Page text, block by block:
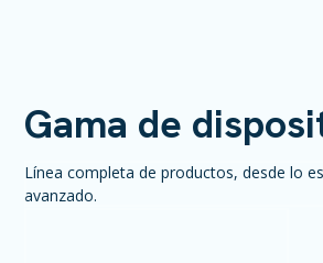
Gama de
Línea completa de productos, desde lo
avanzado.